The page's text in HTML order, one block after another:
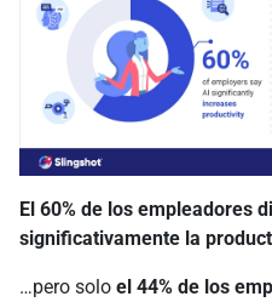
El 60% de los empleadores
significativamente la
…pero solo el 44% de los